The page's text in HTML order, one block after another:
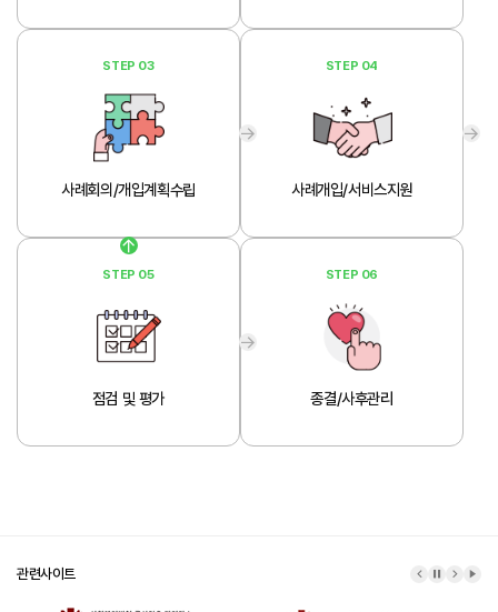
STEP 03
사례회의/개입계획수립
STEP 04
사례개입/서비스지원
STEP 05
점검 및 평가
STEP 06
종결/사후관리
관련사이트 이전 배너
배너 정지
다음 배
배